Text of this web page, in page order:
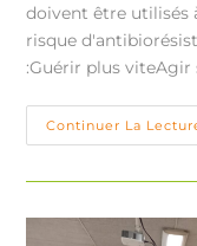
doivent être utilisés
risque
:Guérir plus viteAgir
Continuer La